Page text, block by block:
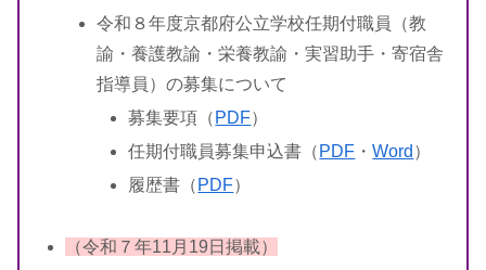
令和８年度京都府公立学校任期付職員（教
諭・養護教諭・栄養教諭・実習助手・寄宿舎
指導員）の募集について
募集要項（ PDF）
任期付職員募集申込書（ PDF ・Word ）
履歴書（ PDF）
（令和７年11月19日掲載）